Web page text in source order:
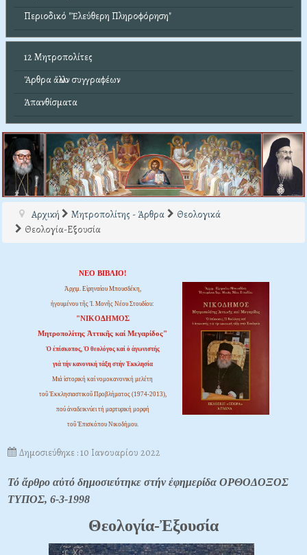
Περιοδικό "Ἐλεύθερη Πληροφόρηση"
12 Μητροπολίτες
Ἄρθρα ἄλλων συγγραφέων
Ἀπανθίσματα
Αρχική Μητροπολίτης - Άρθρα
Θεολογικά
Θεολογία-Εξουσία
ΝΕΟ ΒΙΒΛΙΟ!
Ἀρχιμ. Εἰρηναίου Μπουσδέκη,
ἡγουμένου τῆς Ἱ. Μονῆς Νέου Στουδίου:
"ΝΙΚΟΔΗΜΟΣ
Μητροπολίτης Ἀττικῆς καί Μεγαρίδος"
Ὁ ἐπίσκοπος, Ὁ θεολόγος καί ὁ ἀγωνιστής
γιά τήν κανονική τάξη στήν Ἐκκλησία
Μιά ἱστορική καί νομοκανονική μελέτη
τοῦ Ἐκκλησιαστικοῦ Προβλήματος (1974-2013),
πού ἀναδεικνύει τή μαρτυρική μορφή
τοῦ Ἐπισκόπου Νικοδήμου.
Δημοσιεύθηκε : 10 Ιανουαρίου 2022
Τό ἄρθρο αὐτό δημοσιεύτηκε στήν ἐφημερίδα ΟΡΘΟΔΟΞΟΣ
ΤΥΠΟΣ, 6-3-1998
Θεολογία-Ἐξουσία